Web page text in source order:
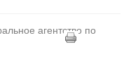
агентство по